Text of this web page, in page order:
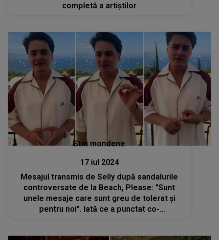
completă a artiștilor
Stiri mondene
17 iul 2024
Mesajul transmis de Selly după sandalurile
controversate de la Beach, Please: "Sunt
unele mesaje care sunt greu de tolerat și
pentru noi". Iată ce a punctat co-